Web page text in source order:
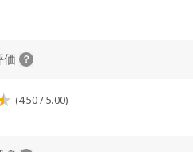
価
(4.50 / 5.00)